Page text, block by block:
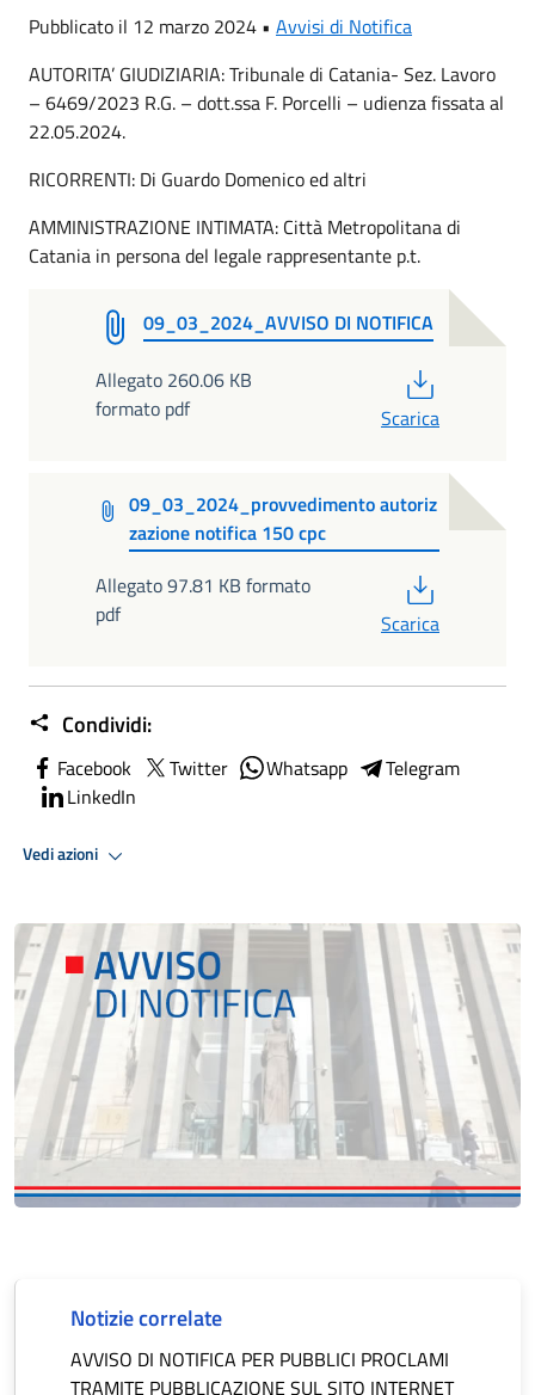
Pubblicato il 12 marzo 2024 • Avvisi di Notifica
AUTORITA’ GIUDIZIARIA: Tribunale di Catania- Sez. Lavoro
– 6469/2023 R.G. – dott.ssa F. Porcelli – udienza fissata al
22.05.2024.
RICORRENTI: Di Guardo Domenico ed altri
AMMINISTRAZIONE INTIMATA: Città Metropolitana di
Catania in persona del legale rappresentante p.t.
09_03_2024_AVVISO DI NOTIFICA
Allegato 260.06 KB
formato pdf
Scarica
09_03_2024_provvedimento autoriz
zazione notifica 150 cpc
Allegato 97.81 KB formato
pdf
Scarica
Condividi:
Facebook Twitter Whatsapp
Telegram
LinkedIn
Vedi azioni
Notizie correlate
AVVISO DI NOTIFICA PER PUBBLICI PROCLAMI
TRAMITE PUBBLICAZIONE SUL SITO INTERNET